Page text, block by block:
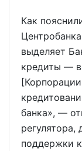
Как
выделяет
кредиты —
банка», —
регулятора,
поддержки